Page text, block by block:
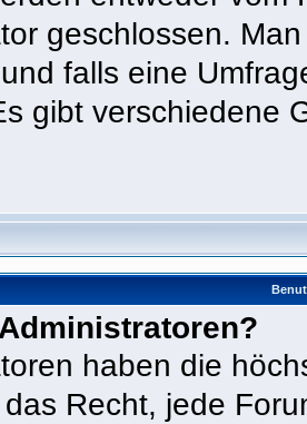
geschlossen.
falls eine
gibt verschiedene
haben die
Recht, jede